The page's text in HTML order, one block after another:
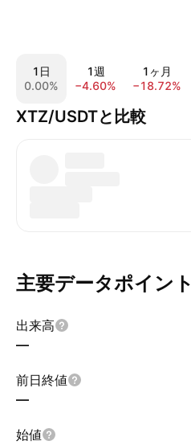
1日
0.00%
1週
−4.60%
1ヶ月
−18.72%
XTZ/USDTと比較
主要データポイント
出来高
—
前日終値
—
始値